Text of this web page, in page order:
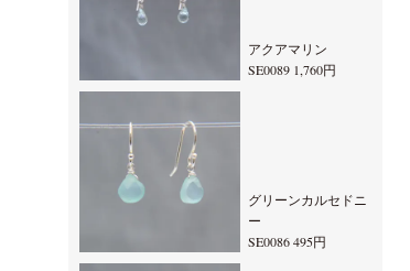
アクアマリン
SE0089 1,760円
グリーンカルセドニ
ー
SE0086 495円